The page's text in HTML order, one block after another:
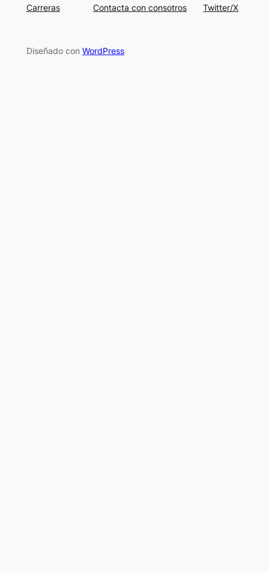
Carreras
Contacta con consotros
Twitter/X
Diseñado con WordPress